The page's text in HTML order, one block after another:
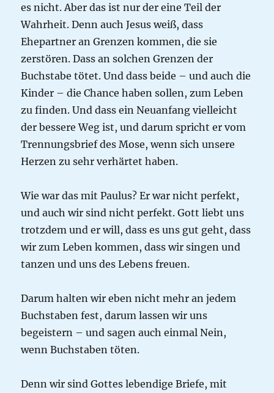
es nicht. Aber das ist nur der eine Teil der
Wahrheit. Denn auch Jesus weiß, dass
Ehepartner an Grenzen kommen, die sie
zerstören. Dass an solchen Grenzen der
Buchstabe tötet. Und dass beide – und auch die
Kinder – die Chance haben sollen, zum Leben
zu finden. Und dass ein Neuanfang vielleicht
der bessere Weg ist, und darum spricht er vom
Trennungsbrief des Mose, wenn sich unsere
Herzen zu sehr verhärtet haben.
Wie war das mit Paulus? Er war nicht perfekt,
und auch wir sind nicht perfekt. Gott liebt uns
trotzdem und er will, dass es uns gut geht, dass
wir zum Leben kommen, dass wir singen und
tanzen und uns des Lebens freuen.
Darum halten wir eben nicht mehr an jedem
Buchstaben fest, darum lassen wir uns
begeistern – und sagen auch einmal Nein,
wenn Buchstaben töten.
Denn wir sind Gottes lebendige Briefe, mit